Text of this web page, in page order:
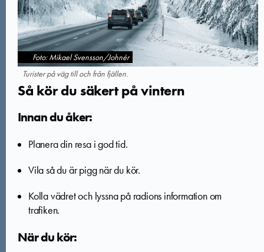
Foto: Mikael Svensson/Johnér
Turister på väg till och från fjällen.
Så kör du säkert på vintern
Innan du åker:
Planera din resa i god tid.
Vila så du är pigg när du kör.
Kolla vädret och lyssna på radions information om
trafiken.
När du kör: